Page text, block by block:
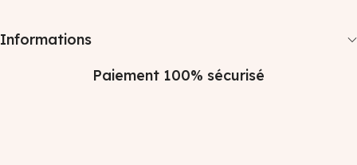
Informations
Paiement 100% sécurisé